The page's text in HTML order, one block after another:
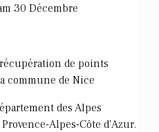
30 Décembre
de points
commune de Nice
des Alpes
Alpes-Côte d'Azur.